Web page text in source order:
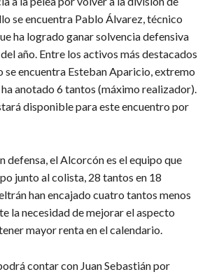
se encuentra Pablo Álvarez, técnico
ha logrado ganar solvencia defensiva
año. Entre los activos más destacados
se encuentra Esteban Aparicio, extremo
anotado 6 tantos (máximo realizador).
disponible para este encuentro por
defensa, el Alcorcón es el equipo que
junto al colista, 28 tantos en 18
han encajado cuatro tantos menos
la necesidad de mejorar el aspecto
mayor renta en el calendario.
contar con Juan Sebastián por